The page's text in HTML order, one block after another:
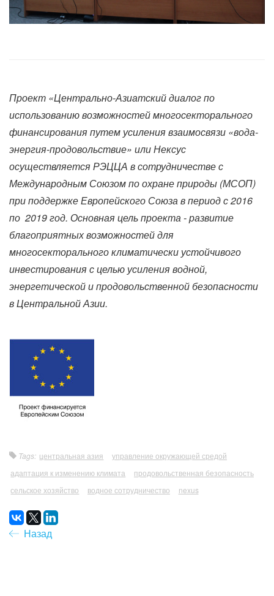
Проект «Центрально-Азиатский диалог по
использованию возможностей многосекторального
финансирования путем усиления взаимосвязи «вода-
энергия-продовольствие» или Нексус
осуществляется РЭЦЦА в сотрудничестве с
Международным Союзом по охране природы (МСОП)
при поддержке Европейского Союза в период с 2016
по 2019 год. Основная цель проекта - развитие
благоприятных возможностей для
многосекторального климатически устойчивого
инвестирования с целью усиления водной,
энергетической и продовольственной безопасности
в Центральной Азии.
Tags: центральная азия
управление окружающей средой
адаптация к изменению климата
продовольственная безопасность
сельское хозяйство
водное сотрудничество nexus
Назад